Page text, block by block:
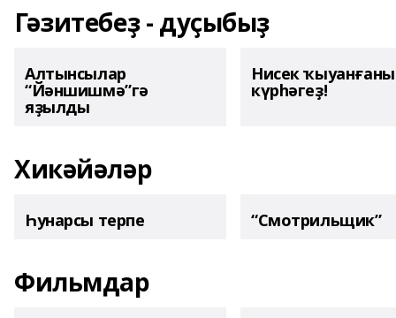
Гәзитебеҙ - дуҫыбыҙ
Алтынсылар
“Йәншишмә”гә
яҙылды
Нисек
күрһәгеҙ!
Хикәйәләр
Һунарсы терпе “Смотрильщик”
Фильмдар